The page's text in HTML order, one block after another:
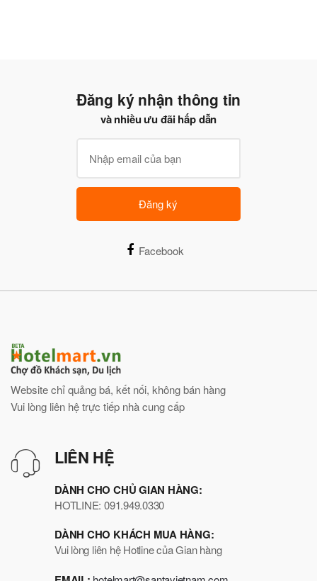
Đăng ký nhận thông tin
và nhiều ưu đãi hấp dẫn
Đăng ký
Facebook
Website chỉ quảng bá, kết nối, không bán hàng
Vui lòng liên hệ trực tiếp nhà cung cấp
LIÊN HỆ
DÀNH CHO CHỦ GIAN HÀNG:
HOTLINE: 091.949.0330
DÀNH CHO KHÁCH MUA HÀNG:
Vui lòng liên hệ Hotline của Gian hàng